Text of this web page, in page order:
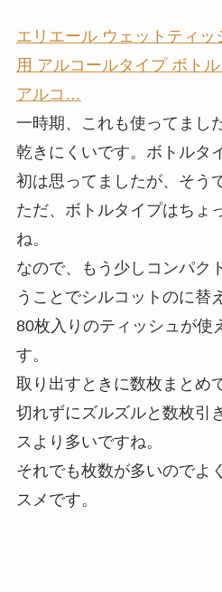
エリエール ウェットティ
用 アルコールタイプ ボト
アルコ…
一時期、これも使ってまし
乾きにくいです。ボトルタ
初は思ってましたが、そう
ただ、ボトルタイプはちょ
ね。
なので、もう少しコンパク
うことでシルコットのに替
80枚入りのティッシュが使
す。
取り出すときに数枚まとめ
切れずにズルズルと数枚引
スより多いですね。
それでも枚数が多いのでよ
スメです。